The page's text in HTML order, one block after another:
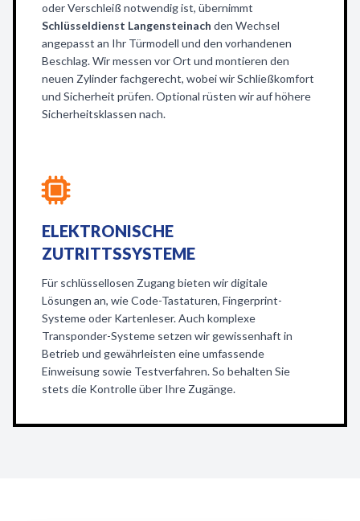
oder Verschleiß notwendig ist, übernimmt
Schlüsseldienst Langensteinach den Wechsel
angepasst an Ihr Türmodell und den vorhandenen
Beschlag. Wir messen vor Ort und montieren den
neuen Zylinder fachgerecht, wobei wir Schließkomfort
und Sicherheit prüfen. Optional rüsten wir auf höhere
Sicherheitsklassen nach.
ELEKTRONISCHE
ZUTRITTSSYSTEME
Für schlüssellosen Zugang bieten wir digitale
Lösungen an, wie Code-Tastaturen, Fingerprint-
Systeme oder Kartenleser. Auch komplexe
Transponder-Systeme setzen wir gewissenhaft in
Betrieb und gewährleisten eine umfassende
Einweisung sowie Testverfahren. So behalten Sie
stets die Kontrolle über Ihre Zugänge.